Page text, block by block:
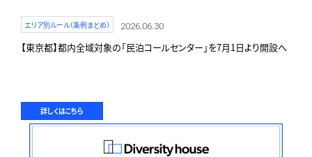
エリア別ルール（条例まとめ） 2026.06.30
【東京都】都内全域対象の「民泊コールセンター」を7月1日より開設へ
詳しくはこちら